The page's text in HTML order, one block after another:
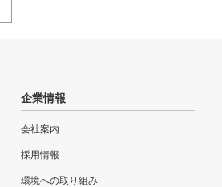
企業情報
会社案内
採用情報
環境への取り組み